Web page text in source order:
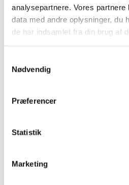
analysepartnere. Vores
data med andre oplysninger, du
de har indsamlet fra din brug af
Nødvendig
Præferencer
Statistik
Marketing
Aktiviteterne spændte bredt,
billederne i
Du vil måske